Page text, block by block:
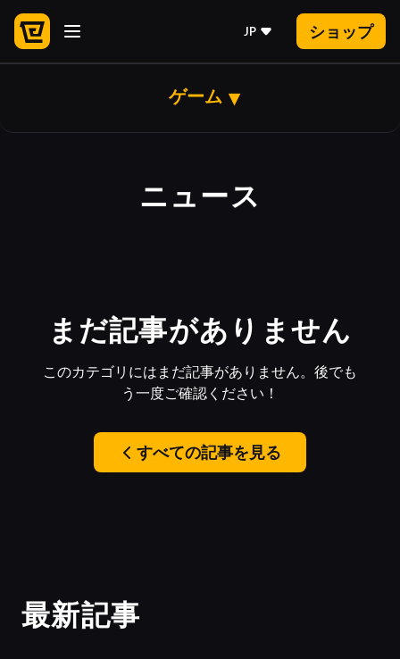
JP ショップ
ゲーム
ニュース
まだ記事がありません
このカテゴリにはまだ記事がありません。後でも
う一度ご確認ください！
すべての記事を見る
最新記事